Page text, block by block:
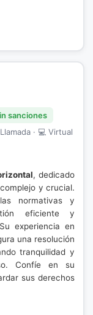
sanciones
· 💻 Virtual
, dedicado
y crucial.
normativas y
eficiente y
experiencia en
una resolución
tranquilidad y
Confíe en su
sus derechos